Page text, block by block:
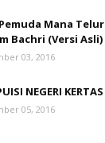
Mana
Bachri (Versi Asli)
03, 2016
NEGERI
05, 2016